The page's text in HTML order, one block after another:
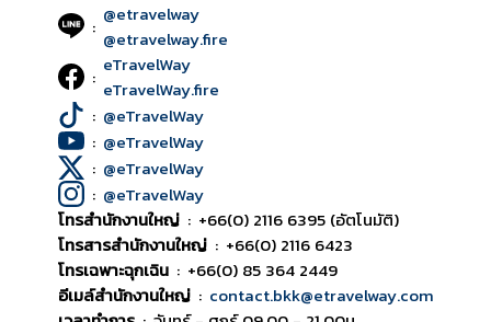
: @etravelway
@etravelway.fire
: eTravelWay
eTravelWay.fire
: @eTravelWay
: @eTravelWay
: @eTravelWay
: @eTravelWay
โทรสำนักงานใหญ่ : +66(0) 2116 6395 (อัตโนมัติ)
โทรสารสำนักงานใหญ่ : +66(0) 2116 6423
โทรเฉพาะฉุกเฉิน : +66(0) 85 364 2449
อีเมล์สำนักงานใหญ่ : contact.bkk@etravelway.com